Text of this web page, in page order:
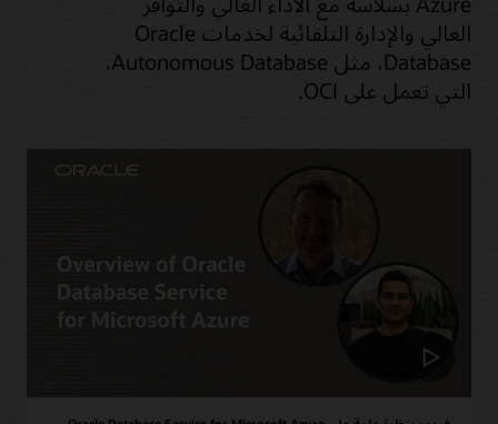
العالي والإدارة التلقائية لخدمات Oracle
Database، مثل Autonomous Database،
التي تعمل على OCI.